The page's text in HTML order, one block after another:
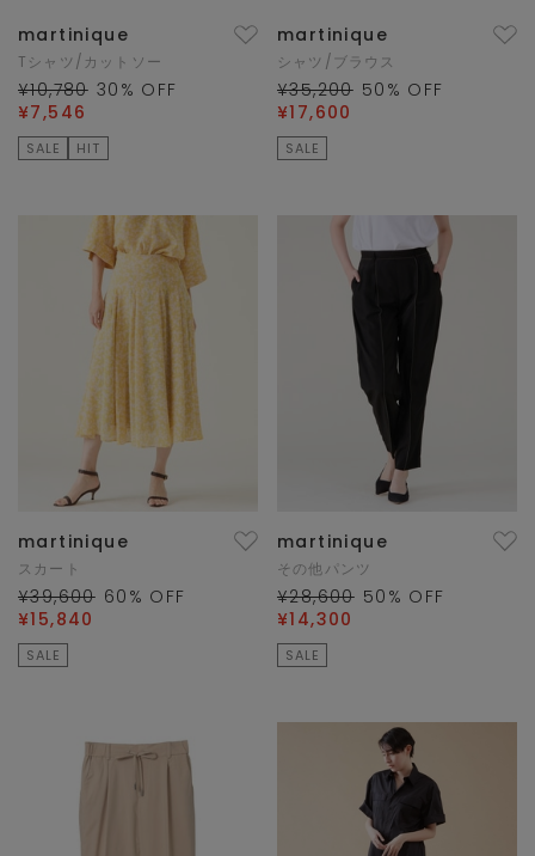
martinique
Tシャツ/カットソー
¥10,780 30 % OFF
¥7,546
SALE HIT
martinique
シャツ/ブラウス
¥35,200 50 % OFF
¥17,600
SALE
martinique
スカート
¥39,600 60 % OFF
¥15,840
SALE
martinique
その他パンツ
¥28,600 50 % OFF
¥14,300
SALE